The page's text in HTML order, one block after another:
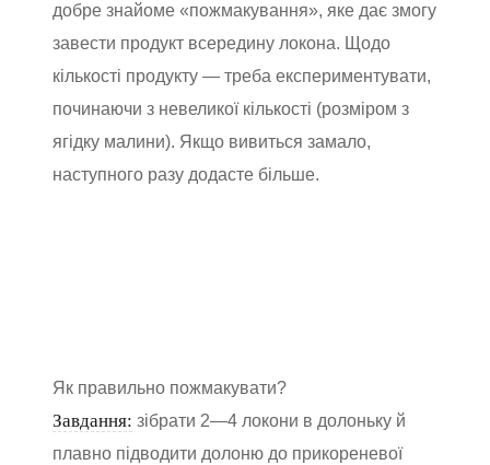
добре знайоме «пожмакування», яке дає змогу
завести продукт всередину локона. Щодо
кількості продукту — треба експериментувати,
починаючи з невеликої кількості (розміром з
ягідку малини). Якщо вивиться замало,
наступного разу додасте більше.
Як правильно пожмакувати?
Завдання: зібрати 2—4 локони в долоньку й
плавно підводити долоню до прикореневої